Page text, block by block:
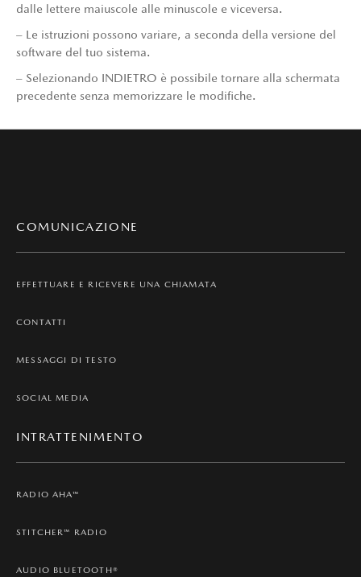
dalle lettere maiuscole alle minuscole e viceversa.
– Le istruzioni possono variare, a seconda della versione del
software del tuo sistema.
– Selezionando INDIETRO è possibile tornare alla schermata
precedente senza memorizzare le modifiche.
COMUNICAZIONE
EFFETTUARE E RICEVERE UNA CHIAMATA
CONTATTI
MESSAGGI DI TESTO
SOCIAL MEDIA
INTRATTENIMENTO
RADIO AHA™
STITCHER™ RADIO
AUDIO BLUETOOTH®